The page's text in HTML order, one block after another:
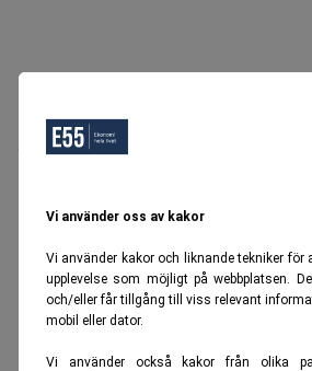
Vi använder oss av kakor
Vi använder kakor och liknande tekniker för
upplevelse som möjligt på webbplatsen.
och/eller får tillgång till viss relevant
mobil eller dator.
Vi använder också kakor från olika
Oops, Ett fel inträffade.